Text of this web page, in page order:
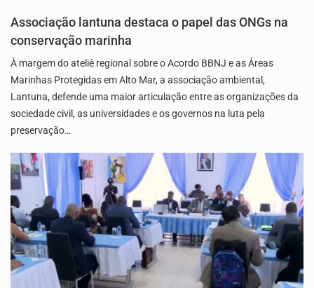
Associação lantuna destaca o papel das ONGs na
conservação marinha
À margem do ateliê regional sobre o Acordo BBNJ e as Áreas
Marinhas Protegidas em Alto Mar, a associação ambiental,
Lantuna, defende uma maior articulação entre as organizações da
sociedade civil, as universidades e os governos na luta pela
preservação…